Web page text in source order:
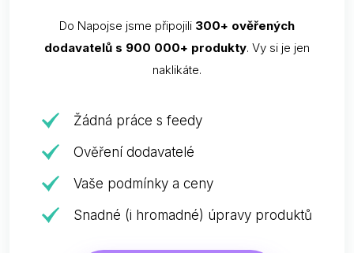
Do Napojse jsme připojili 300+ ověřených
dodavatelů s 900 000+ produkty. Vy si je jen
naklikáte.
Žádná práce s feedy
Ověření dodavatelé
Vaše podmínky a ceny
Snadné (i hromadné) úpravy produktů